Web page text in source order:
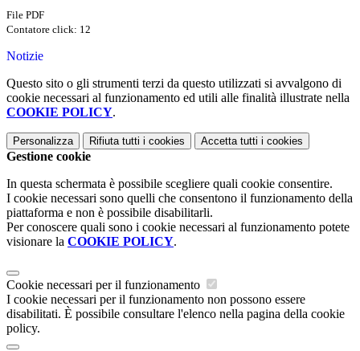
File PDF
Contatore click: 12
Notizie
Questo sito o gli strumenti terzi da questo utilizzati si avvalgono di
cookie necessari al funzionamento ed utili alle finalità illustrate nella
COOKIE POLICY.
Personalizza Rifiuta tutti i cookies Accetta tutti i cookies
Gestione cookie
In questa schermata è possibile scegliere quali cookie consentire.
I cookie necessari sono quelli che consentono il funzionamento della
piattaforma e non è possibile disabilitarli.
Per conoscere quali sono i cookie necessari al funzionamento potete
visionare la COOKIE POLICY.
Cookie necessari per il funzionamento
I cookie necessari per il funzionamento non possono essere
disabilitati. È possibile consultare l'elenco nella pagina della cookie
policy.